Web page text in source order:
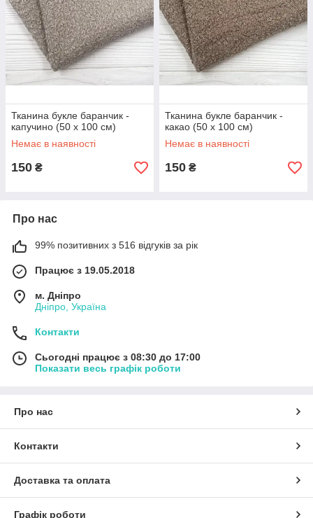
Тканина букле баранчик -
капучино (50 х 100 см)
Немає в наявності
150 ₴
Тканина букле баранчик -
какао (50 х 100 см)
Немає в наявності
150 ₴
Про нас
99% позитивних з 516 відгуків за рік
Працює з 19.05.2018
м. Дніпро
Дніпро, Україна
Контакти
Сьогодні працює з 08:30 до 17:00
Показати весь графік роботи
Про нас
Контакти
Доставка та оплата
Графік роботи